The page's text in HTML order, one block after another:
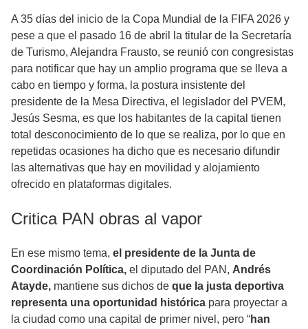
A 35 días del inicio de la Copa Mundial de la FIFA 2026 y
pese a que el pasado 16 de abril la titular de la Secretaría
de Turismo, Alejandra Frausto, se reunió con congresistas
para notificar que hay un amplio programa que se lleva a
cabo en tiempo y forma, la postura insistente del
presidente de la Mesa Directiva, el legislador del PVEM,
Jesús Sesma, es que los habitantes de la capital tienen
total desconocimiento de lo que se realiza, por lo que en
repetidas ocasiones ha dicho que es necesario difundir
las alternativas que hay en movilidad y alojamiento
ofrecido en plataformas digitales.
Critica PAN obras al vapor
En ese mismo tema, el presidente de la Junta de
Coordinación Política, el diputado del PAN, Andrés
Atayde, mantiene sus dichos de que la justa deportiva
representa una oportunidad histórica para proyectar a
la ciudad como una capital de primer nivel, pero “han